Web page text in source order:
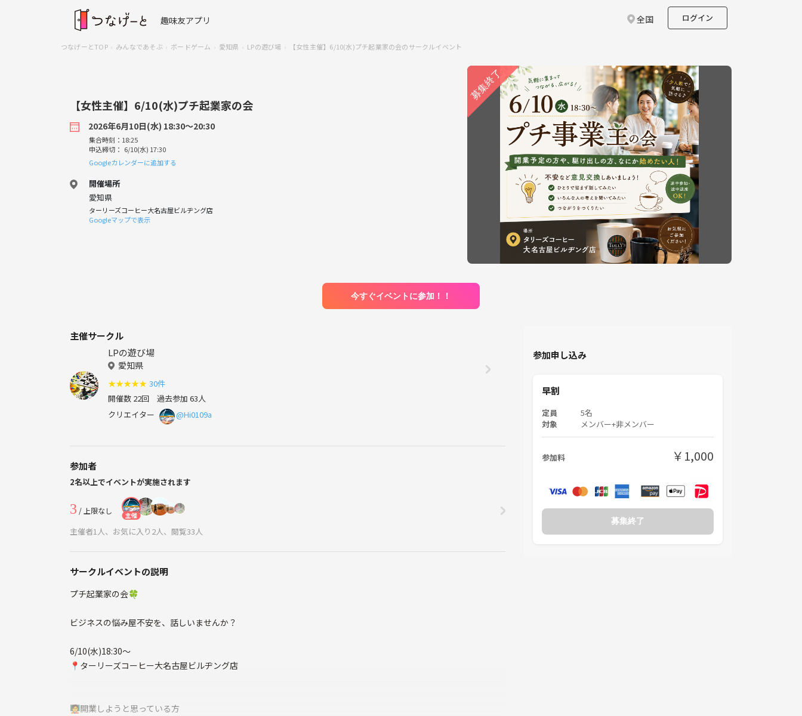
趣味友アプリ 全国 ログイン
つなげーとTOP みんなであそぶ ボードゲーム 愛知県 LPの遊び場 【女性主催】6/10(水)プチ起業家の会のサークルイベント
【女性主催】6/10(水)プチ起業家の会
2026年6月10日(水) 18:30〜20:30
集合時刻：18:25
申込締切： 6/10(水) 17:30
Googleカレンダーに追加する
開催場所
愛知県
ターリーズコーヒー大名古屋ビルヂング店
Googleマップで表示
今すぐイベントに参加！！
主催サークル
LPの遊び場
愛知県
★★★★★ 30件
開催数 22回 過去参加 63人
クリエイター
@Hi0109a
参加者
2名以上でイベントが実施されます
3 / 上限なし 主催
主催者1人、お気に入り2人、閲覧33人
サークルイベントの説明
プチ起業家の会🍀
ビジネスの悩み屋不安を、話しいませんか？
6/10(水)18:30～
📍ターリーズコーヒー大名古屋ビルヂング店
🧑‍🏫開業しようと思っている方
参加申し込み
早割
定員 5名
対象 メンバー+非メンバー
参加料 ￥1,000
募集終了